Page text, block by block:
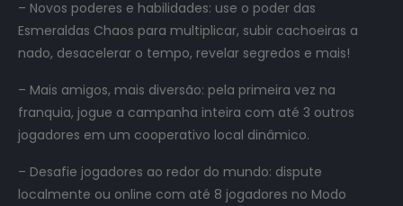
– Novos poderes e habilidades: use o poder das
Esmeraldas Chaos para multiplicar, subir cachoeiras a
nado, desacelerar o tempo, revelar segredos e mais!
– Mais amigos, mais diversão: pela primeira vez na
franquia, jogue a campanha inteira com até 3 outros
jogadores em um cooperativo local dinâmico.
– Desafie jogadores ao redor do mundo: dispute
localmente ou online com até 8 jogadores no Modo